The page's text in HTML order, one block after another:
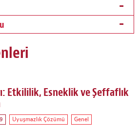
Etkililik, Esneklik ve Şeffaflık
Uyuşmazlık Çözümü Genel